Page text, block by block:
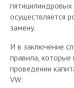
пятицилиндровых
осуществляется
замену.
И в заключение
правила,
проведении
VW: